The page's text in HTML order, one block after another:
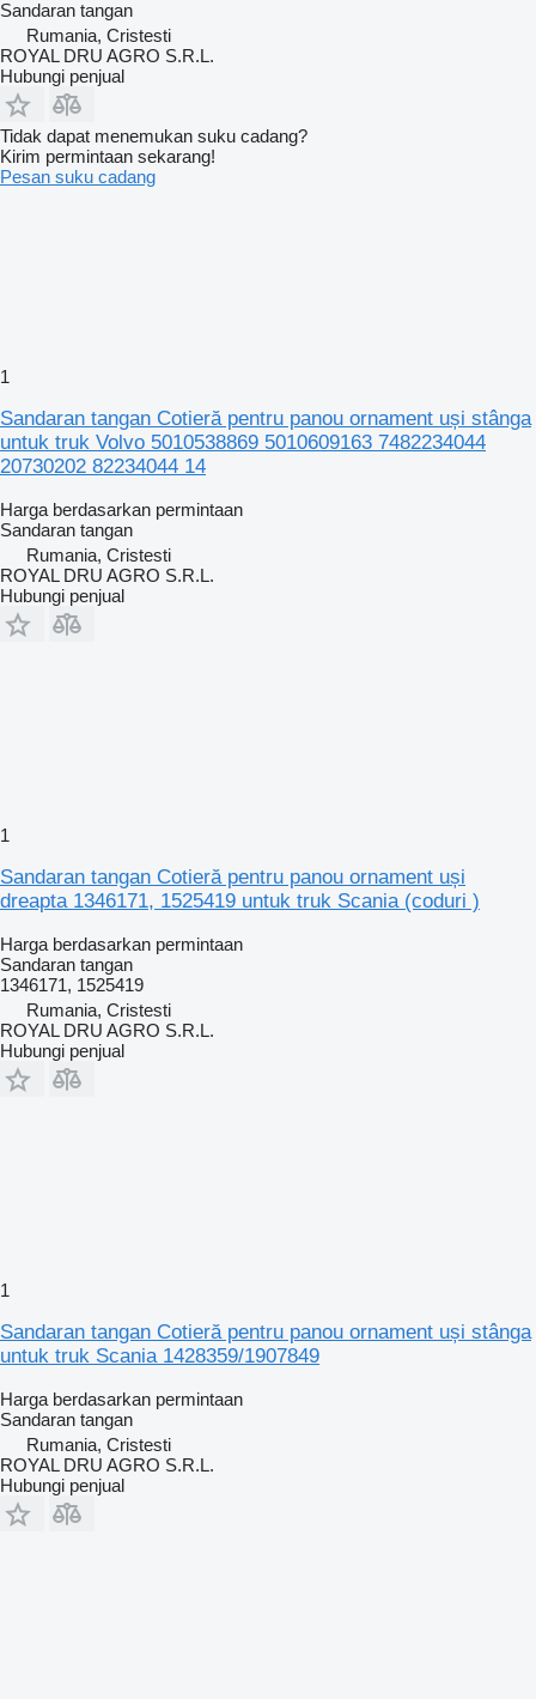
Sandaran tangan
Rumania, Cristesti
ROYAL DRU AGRO S.R.L.
Hubungi penjual
Tidak dapat menemukan suku cadang?
Kirim permintaan sekarang!
Pesan suku cadang
1
Sandaran tangan Cotieră pentru panou ornament uși stânga
untuk truk Volvo 5010538869 5010609163 7482234044
20730202 82234044 14
Harga berdasarkan permintaan
Sandaran tangan
Rumania, Cristesti
ROYAL DRU AGRO S.R.L.
Hubungi penjual
1
Sandaran tangan Cotieră pentru panou ornament uși
dreapta 1346171, 1525419 untuk truk Scania (coduri )
Harga berdasarkan permintaan
Sandaran tangan
1346171, 1525419
Rumania, Cristesti
ROYAL DRU AGRO S.R.L.
Hubungi penjual
1
Sandaran tangan Cotieră pentru panou ornament uși stânga
untuk truk Scania 1428359/1907849
Harga berdasarkan permintaan
Sandaran tangan
Rumania, Cristesti
ROYAL DRU AGRO S.R.L.
Hubungi penjual